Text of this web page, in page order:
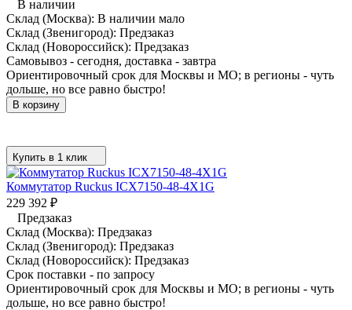
В наличии
Склад (Москва): В наличии мало
Склад (Звенигород): Предзаказ
Склад (Новороссийск): Предзаказ
Самовывоз - сегодня, доставка - завтра
Ориентировочный срок для Москвы и МО; в регионы - чуть
дольше, но все равно быстро!
В корзину
Купить в 1 клик
Коммутатор Ruckus ICX7150-48-4X1G
229 392 ₽
Предзаказ
Склад (Москва): Предзаказ
Склад (Звенигород): Предзаказ
Склад (Новороссийск): Предзаказ
Срок поставки - по запросу
Ориентировочный срок для Москвы и МО; в регионы - чуть
дольше, но все равно быстро!